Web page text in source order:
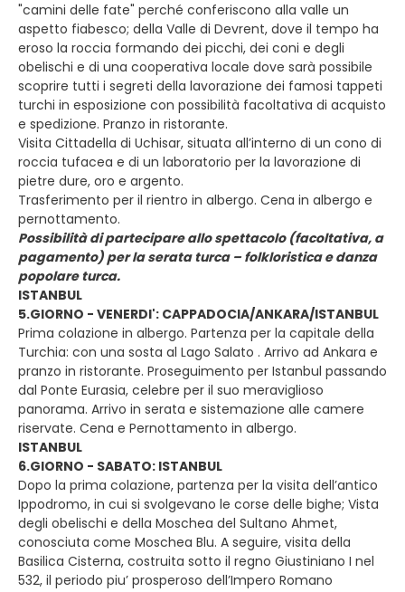
"camini delle fate" perché conferiscono alla valle un
aspetto fiabesco; della Valle di Devrent, dove il tempo ha
eroso la roccia formando dei picchi, dei coni e degli
obelischi e di una cooperativa locale dove sarà possibile
scoprire tutti i segreti della lavorazione dei famosi tappeti
turchi in esposizione con possibilità facoltativa di acquisto
e spedizione. Pranzo in ristorante.
Visita Cittadella di Uchisar, situata all’interno di un cono di
roccia tufacea e di un laboratorio per la lavorazione di
pietre dure, oro e argento.
Trasferimento per il rientro in albergo. Cena in albergo e
pernottamento.
Possibilità di partecipare allo spettacolo (facoltativa, a
pagamento) per la serata turca – folkloristica e danza
popolare turca.
ISTANBUL
5.GIORNO - VENERDI': CAPPADOCIA/ANKARA/ISTANBUL
Prima colazione in albergo. Partenza per la capitale della
Turchia: con una sosta al Lago Salato . Arrivo ad Ankara e
pranzo in ristorante. Proseguimento per Istanbul passando
dal Ponte Eurasia, celebre per il suo meraviglioso
panorama. Arrivo in serata e sistemazione alle camere
riservate. Cena e Pernottamento in albergo.
ISTANBUL
6.GIORNO - SABATO: ISTANBUL
Dopo la prima colazione, partenza per la visita dell’antico
Ippodromo, in cui si svolgevano le corse delle bighe; Vista
degli obelischi e della Moschea del Sultano Ahmet,
conosciuta come Moschea Blu. A seguire, visita della
Basilica Cisterna, costruita sotto il regno Giustiniano I nel
532, il periodo piu’ prosperoso dell’Impero Romano